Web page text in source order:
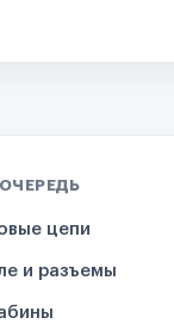
цепи
и разъемы